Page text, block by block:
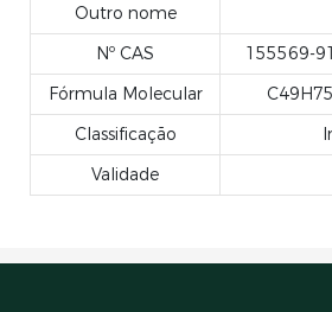
Outro nome
Nº CAS
155569-
Fórmula Molecular
Classificação
Validade